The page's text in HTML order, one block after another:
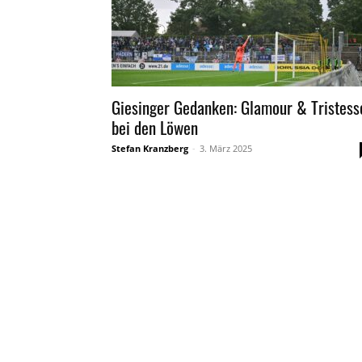
Giesinger Gedanken: Glamour &
bei den Löwen
Stefan Kranzberg - 3. März 2025